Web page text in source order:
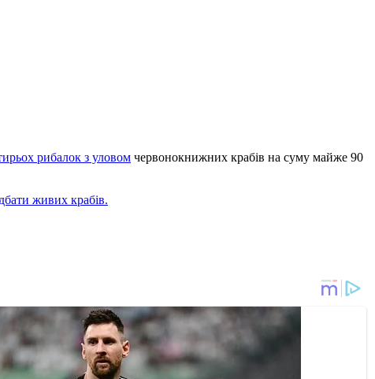
рибалок з уловом червонокнижних крабів на суму майже 90
живих крабів.